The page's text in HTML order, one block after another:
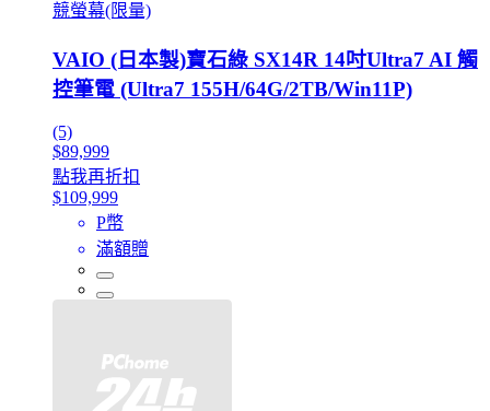
競螢幕(限量)
VAIO (日本製)寶石綠 SX14R 14吋Ultra7 AI 觸
控筆電 (Ultra7 155H/64G/2TB/Win11P)
(5)
$89,999
點我再折扣
$109,999
P幣
滿額贈